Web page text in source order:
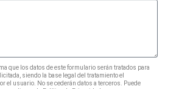
que los datos de este formulario serán tratados para
siendo la base legal del tratamiento el
el usuario. No se cederán datos a terceros. Puede